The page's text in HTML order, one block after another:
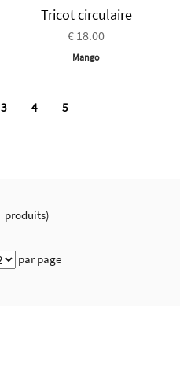
Tricot circulaire
€ 18.00
Mango
3 4 5
produits)
par page